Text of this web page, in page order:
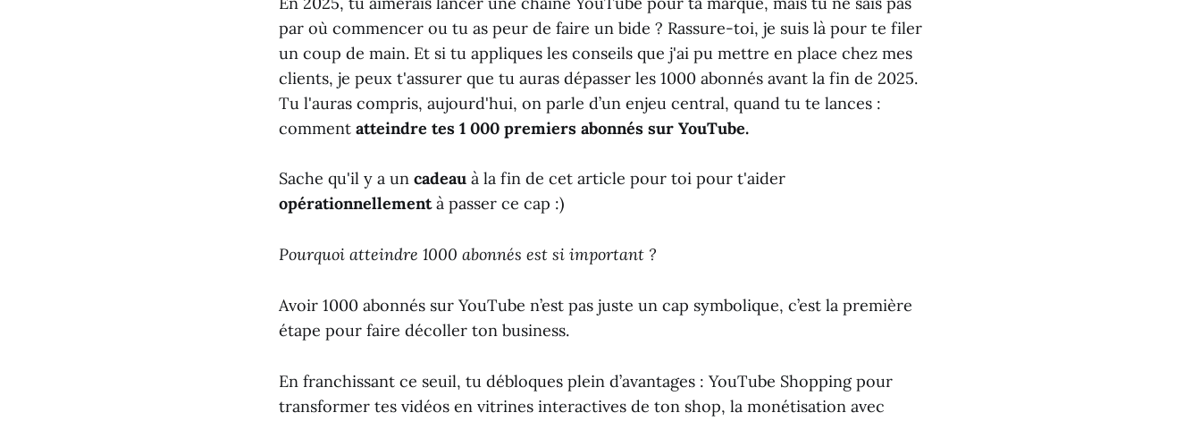
par où commencer ou tu as peur de faire un bide ? Rassure-toi, je suis là pour te filer
un coup de main. Et si tu appliques les conseils que j'ai pu mettre en place chez mes
clients, je peux t'assurer que tu auras dépasser les 1000 abonnés avant la fin de 2025.
Tu l'auras compris, aujourd'hui, on parle d’un enjeu central, quand tu te lances :
comment atteindre tes 1 000 premiers abonnés sur YouTube.
Sache qu'il y a un cadeau à la fin de cet article pour toi pour t'aider
opérationnellementà passer ce cap :)
Pourquoi atteindre 1000 abonnés est si important ?
Avoir 1000 abonnés sur YouTube n’est pas juste un cap symbolique, c’est la première
étape pour faire décoller ton business.
En franchissant ce seuil, tu débloques plein d’avantages : YouTube Shopping pour
transformer tes vidéos en vitrines interactives de ton shop, la monétisation avec